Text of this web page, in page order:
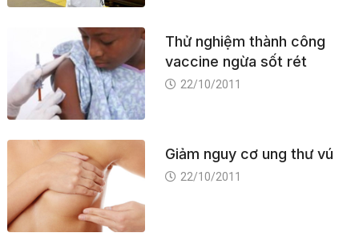
Thử nghiệm thành công
vaccine ngừa sốt rét
22/10/2011
Giảm nguy cơ ung thư vú
22/10/2011